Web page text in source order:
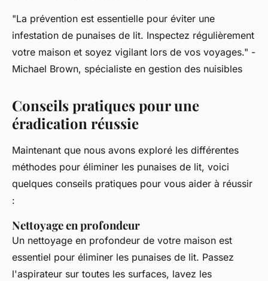
"La prévention est essentielle pour éviter une
infestation de punaises de lit. Inspectez régulièrement
votre maison et soyez vigilant lors de vos voyages." -
Michael Brown, spécialiste en gestion des nuisibles
Conseils pratiques pour une
éradication réussie
Maintenant que nous avons exploré les différentes
méthodes pour éliminer les punaises de lit, voici
quelques conseils pratiques pour vous aider à réussir
:
Nettoyage en profondeur
Un nettoyage en profondeur de votre maison est
essentiel pour éliminer les punaises de lit. Passez
l'aspirateur sur toutes les surfaces, lavez les